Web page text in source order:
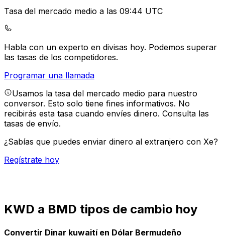
Tasa del mercado medio a las 09:44 UTC
Habla con un experto en divisas hoy. Podemos superar
las tasas de los competidores.
Programar una llamada
Usamos la tasa del mercado medio para nuestro
conversor. Esto solo tiene fines informativos. No
recibirás esta tasa cuando envíes dinero. Consulta las
tasas de envío.
¿Sabías que puedes enviar dinero al extranjero con Xe?
Regístrate hoy
KWD a BMD tipos de cambio hoy
Convertir Dinar kuwaití en Dólar Bermudeño